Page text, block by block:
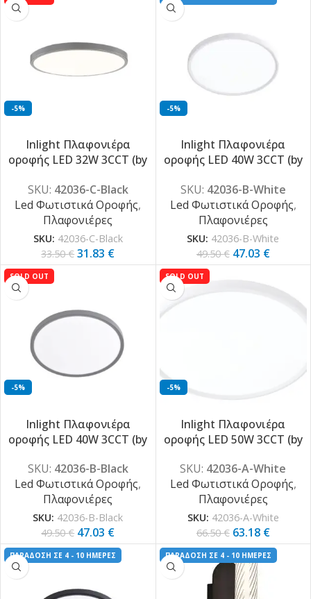
-5%
Inlight Πλαφονιέρα
οροφής LED 32W 3CCT (by
απόχρωση D:40×2,5cm
(42036-C-Black)
SKU: 42036-C-Black
Led Φωτιστικά Οροφής,
Πλαφονιέρες
SKU: 42036-C-Black
33.50€ 31.83 €
-5%
Inlight Πλαφονιέρα
οροφής LED 40W 3CCT (by
απόχρωση D:50×2,5cm
(42036-B-White)
SKU: 42036-B-White
Led Φωτιστικά Οροφής,
Πλαφονιέρες
SKU: 42036-B-White
49.50€ 47.03 €
-5%
SOLD OUT
Inlight Πλαφονιέρα
οροφής LED 40W 3CCT (by
απόχρωση D:50×2,5cm
(42036-B-Black)
SKU: 42036-B-Black
Led Φωτιστικά Οροφής,
Πλαφονιέρες
SKU: 42036-B-Black
49.50€ 47.03 €
-5%
SOLD OUT
Inlight Πλαφονιέρα
οροφής LED 50W 3CCT (by
απόχρωση D:60×2,5cm
(42036-A-White)
SKU: 42036-A-White
Led Φωτιστικά Οροφής,
Πλαφονιέρες
SKU: 42036-A-White
66.50€ 63.18 €
ΠΑΡΑΔΟΣΗ ΣΕ 4 - 10 ΗΜΕΡΕΣ ΠΑΡΑΔΟΣΗ ΣΕ 4 - 10 ΗΜΕΡΕΣ